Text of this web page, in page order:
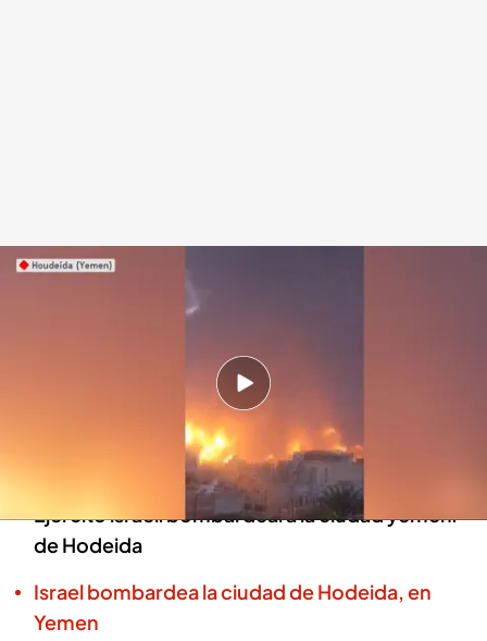
Israel intercepta un misil hutí contra Eliat
Israel ha interceptado un misil lanzado por la
insurgencia hutí contra el sur del país
El ataque ha ocurrido un día después de que el
Ejército israelí bombardeara la ciudad yemení
de Hodeida
Israel bombardea la ciudad de Hodeida, en
Yemen